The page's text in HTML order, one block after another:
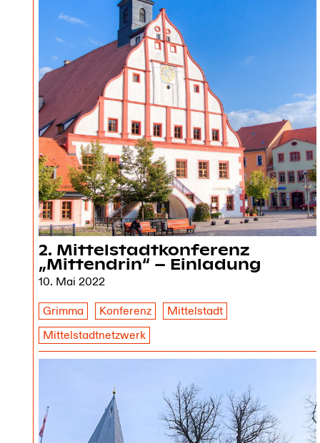
2. Mittelstadtkonferenz
„Mittendrin“ – Einladung
10. Mai 2022
Grimma Konferenz
Mittelstadt
Mittelstadtnetzwerk